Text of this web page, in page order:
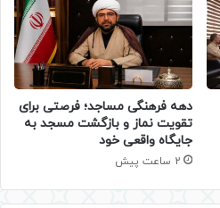
دهه فرهنگی مساجد؛ فرصتی برای
تقویت نماز و بازگشت مسجد به
جایگاه واقعی خود
2 ساعت پیش